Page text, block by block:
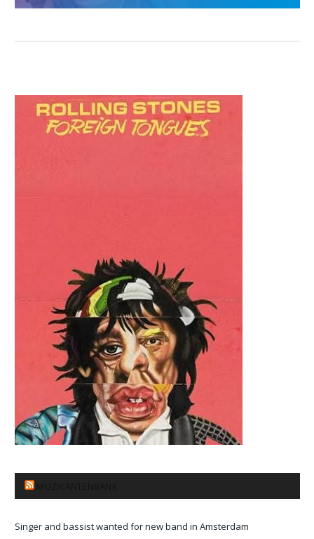
Singer and bassist wanted for new band in Amsterdam